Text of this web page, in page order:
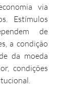
via
Estímulos
de
a condição
da moeda
condições